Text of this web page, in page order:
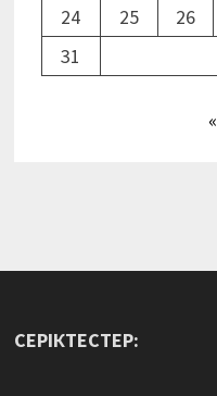
24
25 26
31
СЕРІКТЕСТЕР: